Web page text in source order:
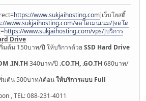
https://www.sukjaihosting.com]เว็บโฮสติ้
www.sukjaihosting.com/จดโดเมนเนม/]จดโด
https://www.sukjaihosting.com/vps/]บริการ
Drive
มต้น 150บาท/ปี ให้บริการด้วย SSD Hard Drive
.IN.TH 340บาท/ปี .CO.TH, .GO.TH 680บาท/
มต้น 500บาท/เดือนให้บริการแบบ Full
, TEL: 088-231-4011